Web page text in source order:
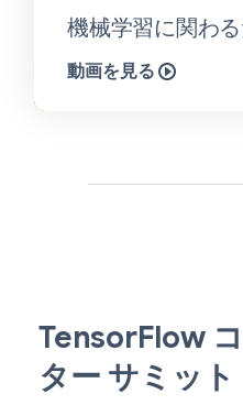
機械学習に関わ
動画を見る
TensorFlow
ター サミット